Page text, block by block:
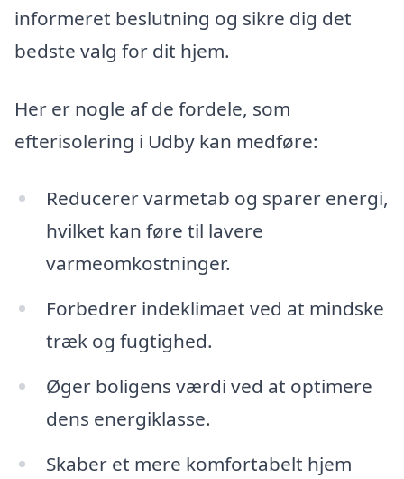
informeret beslutning og sikre dig det
bedste valg for dit hjem.
Her er nogle af de fordele, som
efterisolering i Udby kan medføre:
Reducerer varmetab og sparer energi,
hvilket kan føre til lavere
varmeomkostninger.
Forbedrer indeklimaet ved at mindske
træk og fugtighed.
Øger boligens værdi ved at optimere
dens energiklasse.
Skaber et mere komfortabelt hjem